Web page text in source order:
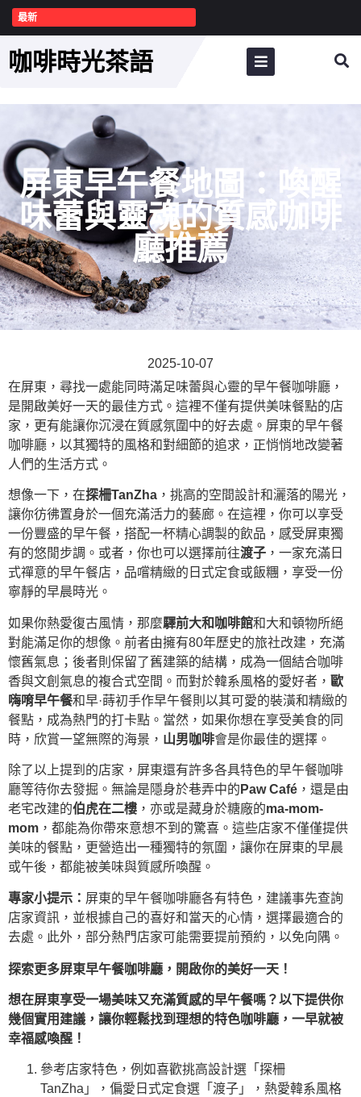
最新
咖啡時光茶語
屏東早午餐地圖：喚醒
味蕾與靈魂的質感咖啡
廳推薦
2025-10-07
在屏東，尋找一處能同時滿足味蕾與心靈的早午餐咖啡廳，
是開啟美好一天的最佳方式。這裡不僅有提供美味餐點的店
家，更有能讓你沉浸在質感氛圍中的好去處。屏東的早午餐
咖啡廳，以其獨特的風格和對細節的追求，正悄悄地改變著
人們的生活方式。
想像一下，在探柵TanZha ，挑高的空間設計和灑落的陽光，
讓你彷彿置身於一個充滿活力的藝廊。在這裡，你可以享受
一份豐盛的早午餐，搭配一杯精心調製的飲品，感受屏東獨
有的悠閒步調。或者，你也可以選擇前往渡子 ，一家充滿日
式禪意的早午餐店，品嚐精緻的日式定食或飯糰，享受一份
寧靜的早晨時光。
如果你熱愛復古風情，那麼驛前大和咖啡館和大和頓物所絕
對能滿足你的想像。前者由擁有80年歷史的旅社改建，充滿
懷舊氣息；後者則保留了舊建築的結構，成為一個結合咖啡
香與文創氣息的複合式空間。而對於韓系風格的愛好者， 歐
嗨唷早午餐和早·蒔初手作早午餐則以其可愛的裝潢和精緻的
餐點，成為熱門的打卡點。當然，如果你想在享受美食的同
時，欣賞一望無際的海景， 山男咖啡會是你最佳的選擇。
除了以上提到的店家，屏東還有許多各具特色的早午餐咖啡
廳等待你去發掘。無論是隱身於巷弄中的 Paw Café ，還是由
老宅改建的伯虎在二樓 ，亦或是藏身於糖廠的ma-mom-
mom ，都能為你帶來意想不到的驚喜。這些店家不僅僅提供
美味的餐點，更營造出一種獨特的氛圍，讓你在屏東的早晨
或午後，都能被美味與質感所喚醒。
專家小提示： 屏東的早午餐咖啡廳各有特色，建議事先查詢
店家資訊，並根據自己的喜好和當天的心情，選擇最適合的
去處。此外，部分熱門店家可能需要提前預約，以免向隅。
探索更多屏東早午餐咖啡廳，開啟你的美好一天！
想在屏東享受一場美味又充滿質感的早午餐嗎？以下提供你
幾個實用建議，讓你輕鬆找到理想的特色咖啡廳，一早就被
幸福感喚醒！
參考店家特色，例如喜歡挑高設計選「探柵
TanZha」，偏愛日式定食選「渡子」，熱愛韓系風格